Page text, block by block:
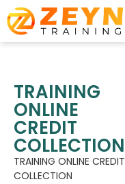
TRAINING
ONLINE
CREDIT
COLLECTION
TRAINING ONLINE CREDIT
COLLECTION